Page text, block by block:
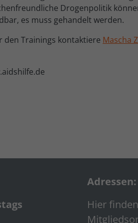
Drogenpolitik
es muss gehandelt werden.
den Trainings kontaktiere Mascha
Adressen:
Hier